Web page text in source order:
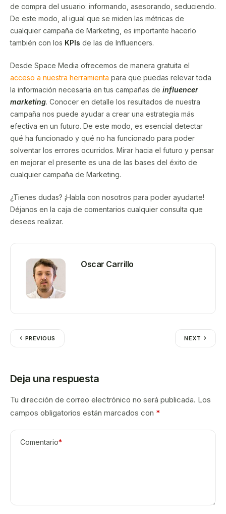
de compra del usuario: informando, asesorando, seduciendo.
De este modo, al igual que se miden las métricas de
cualquier campaña de Marketing, es importante hacerlo
también con los KPIs de las de Influencers.
Desde Space Media ofrecemos de manera gratuita el
acceso a nuestra herramienta para que puedas relevar toda
la información necesaria en tus campañas de influencer
marketing. Conocer en detalle los resultados de nuestra
campaña nos puede ayudar a crear una estrategia más
efectiva en un futuro. De este modo, es esencial detectar
qué ha funcionado y qué no ha funcionado para poder
solventar los errores ocurridos. Mirar hacia el futuro y pensar
en mejorar el presente es una de las bases del éxito de
cualquier campaña de Marketing.
¿Tienes dudas? ¡Habla con nosotros para poder ayudarte!
Déjanos en la caja de comentarios cualquier consulta que
desees realizar.
Oscar Carrillo
PREVIOUS NEXT
Deja una respuesta
Tu dirección de correo electrónico no será publicada. Los
campos obligatorios están marcados con *
Comentario*